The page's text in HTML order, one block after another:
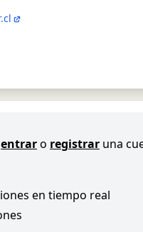
entraro registrar una
en tiempo real